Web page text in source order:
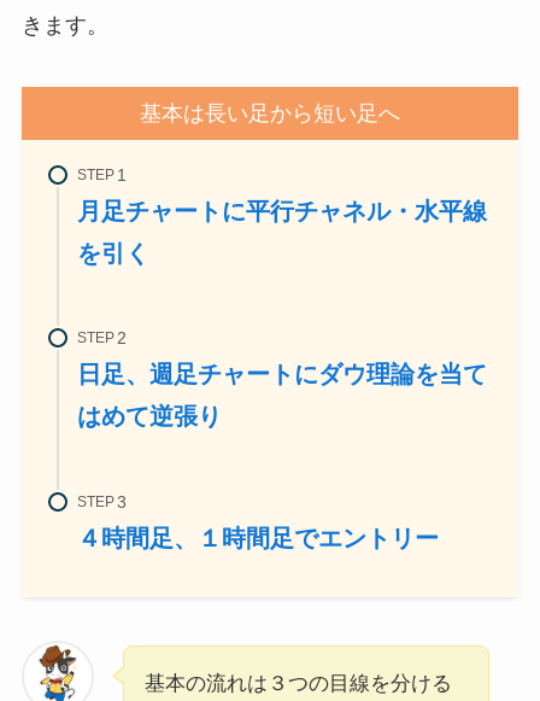
きます。
基本は長い足から短い足へ
STEP
月足チャートに平行チャネル・水平線
を引く
STEP
日足、週足チャートにダウ理論を当て
はめて逆張り
STEP
４時間足、１時間足でエントリー
基本の流れは３つの目線を分ける